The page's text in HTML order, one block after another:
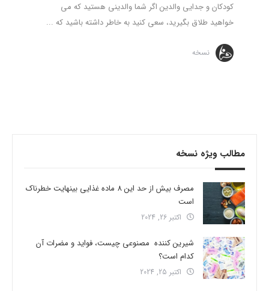
کودکان و جدایی والدین اگر شما والدینی هستید که می
خواهید طلاق بگیرید، سعی کنید به خاطر داشته باشید که ...
نسخه
مطالب ویژه نسخه
مصرف بیش از حد این 8 ماده غذایی بینهایت خطرناک
است
اکتبر 26, 2024
شیرین کننده مصنوعی چیست، فواید و مضرات آن
کدام است؟
اکتبر 25, 2024